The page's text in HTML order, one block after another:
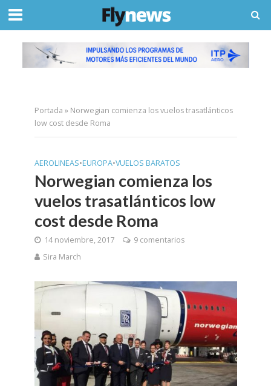
Portada » Norwegian comienza los vuelos trasatlánticos
low cost desde Roma
AEROLINEAS•EUROPA•VUELOS BARATOS
Norwegian comienza los
vuelos trasatlánticos low
cost desde Roma
14 noviembre, 2017
9 comentarios
Sira March